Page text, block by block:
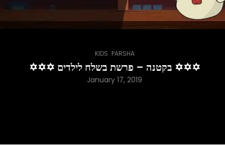
KIDS PARSHA
✡✡✡ בקטנה – פרשת בשלח לילדים ✡✡✡
January 17, 2019